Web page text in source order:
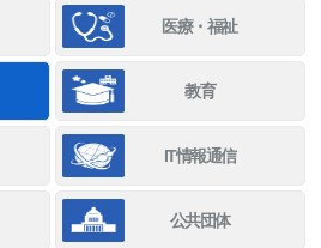
医療・福祉
教育
IT情報通信
公共団体